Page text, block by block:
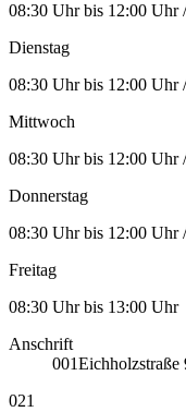
08:30 Uhr bis 12:00 Uhr
Dienstag
08:30 Uhr bis 12:00 Uhr
Mittwoch
08:30 Uhr bis 12:00 Uhr
Donnerstag
08:30 Uhr bis 12:00 Uhr
Freitag
08:30 Uhr bis 13:00 Uhr
Anschrift
001Eichholzstraße
021